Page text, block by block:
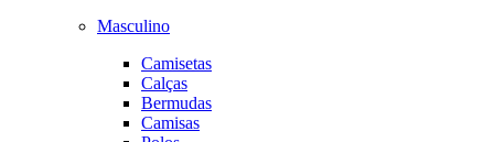
Masculino
Camisetas
Calças
Bermudas
Camisas